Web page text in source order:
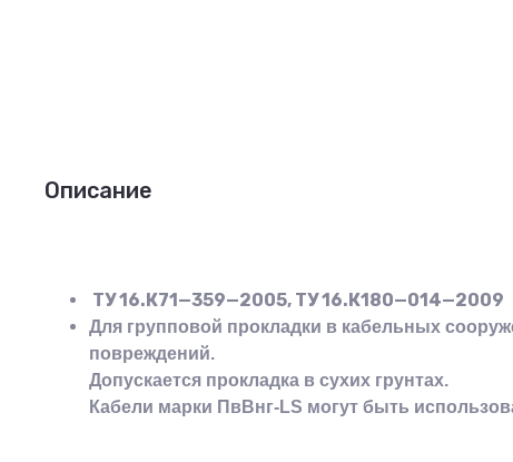
Описание
ТУ 16.К71—359—2005, ТУ 16.К180—014—2009
Для групповой прокладки в кабельных
повреждений.
Допускается прокладка в сухих грунтах.
Кабели марки ПвВнг-LS могут быть